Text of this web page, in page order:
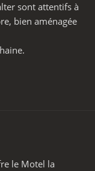
sont attentifs à
bien aménagée
le Motel la